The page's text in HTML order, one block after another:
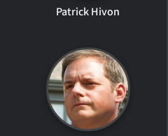
Patrick Hivon